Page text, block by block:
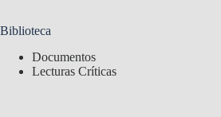
Biblioteca
Documentos
Lecturas Críticas